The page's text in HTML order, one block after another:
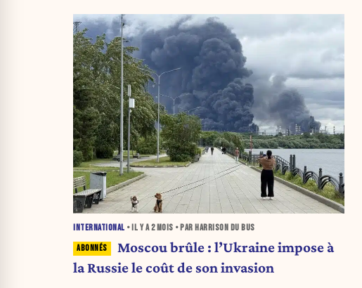
INTERNATIONAL • IL Y A2 MOIS • PAR HARRISON DU BUS
Moscou brûle : l’Ukraine impose à
la Russie le coût de son invasion